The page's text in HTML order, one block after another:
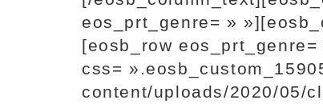
eos_prt_genre= »
[eosb_row
css=
content/uploads/2020/05/